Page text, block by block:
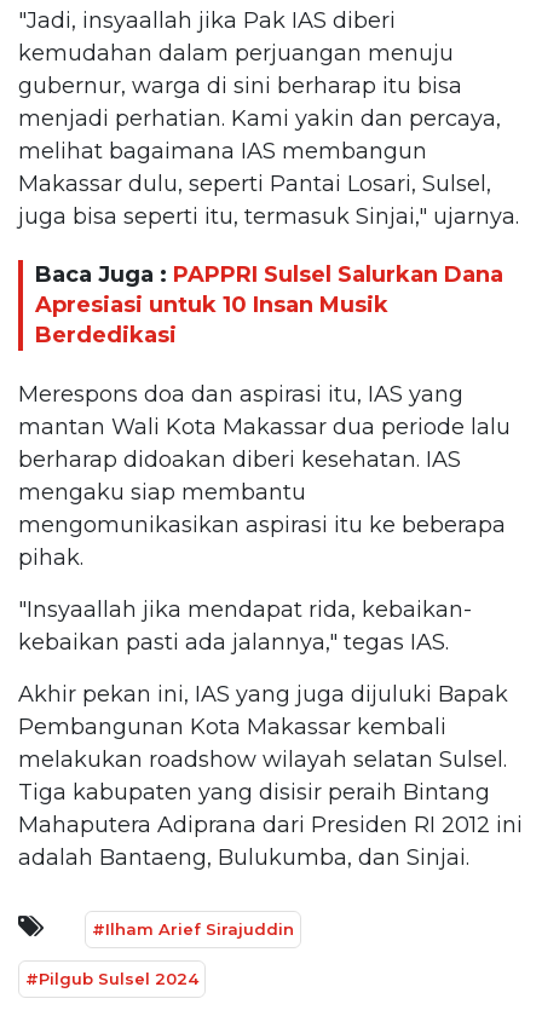
"Jadi, insyaallah jika Pak IAS diberi
kemudahan dalam perjuangan menuju
gubernur, warga di sini berharap itu bisa
menjadi perhatian. Kami yakin dan percaya,
melihat bagaimana IAS membangun
Makassar dulu, seperti Pantai Losari, Sulsel,
juga bisa seperti itu, termasuk Sinjai," ujarnya.
Baca Juga : PAPPRI Sulsel Salurkan Dana
Apresiasi untuk 10 Insan Musik
Berdedikasi
Merespons doa dan aspirasi itu, IAS yang
mantan Wali Kota Makassar dua periode lalu
berharap didoakan diberi kesehatan. IAS
mengaku siap membantu
mengomunikasikan aspirasi itu ke beberapa
pihak.
"Insyaallah jika mendapat rida, kebaikan-
kebaikan pasti ada jalannya," tegas IAS.
Akhir pekan ini, IAS yang juga dijuluki Bapak
Pembangunan Kota Makassar kembali
melakukan roadshow wilayah selatan Sulsel.
Tiga kabupaten yang disisir peraih Bintang
Mahaputera Adiprana dari Presiden RI 2012 ini
adalah Bantaeng, Bulukumba, dan Sinjai.
#Ilham Arief Sirajuddin
#Pilgub Sulsel 2024